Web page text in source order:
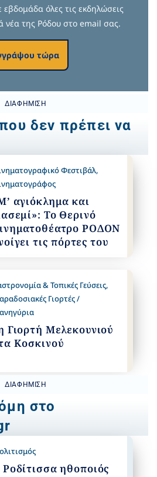
όλες τις εκδηλώσεις
νέα της Ρόδου στο email σας.
τώρα
ΔΙΑΦΉΜΙΣΗ
δεν πρέπει να
Φεστιβάλ,
αγιόκλημα και
Το Θερινό
ΡΟΔΟΝ
τις πόρτες του
& Τοπικές Γεύσεις,
Γιορτές /
Γιορτή Μελεκουνιού
Κοσκινού
ΔΙΑΦΉΜΙΣΗ
στο
ηθοποιός